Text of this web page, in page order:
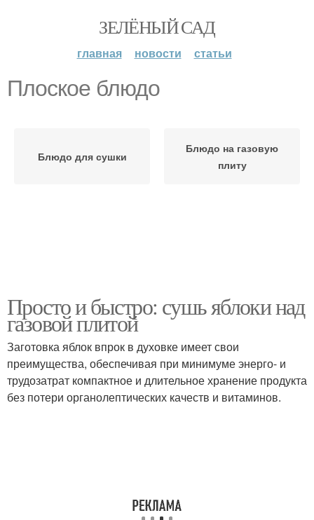
ЗЕЛЁНЫЙ САД
главная новости статьи
Плоское блюдо
Блюдо для сушки
Блюдо на газовую
плиту
Просто и быстро: сушь яблоки над
газовой плитой
Заготовка яблок впрок в духовке имеет свои
преимущества, обеспечивая при минимуме энерго- и
трудозатрат компактное и длительное хранение продукта
без потери органолептических качеств и витаминов.